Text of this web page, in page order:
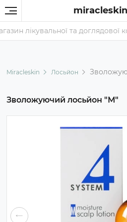
miracleskin
лікувальної та доглядової
Miracleskin Лосьйон
Зволожуючий лосьйон "М"